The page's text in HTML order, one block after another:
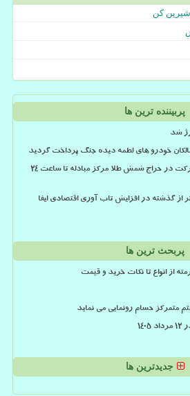
کن
پربیننده ترین ها
مهلت واریز وجه الضمان برای شرکت در حراج شمش طلا مرکز مبادله تا ساعت ۲۴
از گذشته در افزایش تاب آوری اقتصادی ایفا
پربحث ترین ها
از انواع تا نکات خرید و قیمت
متمرکز حسام رونمایی می نماید
جدیدترین ها